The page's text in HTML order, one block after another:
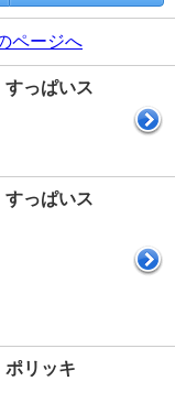
ページへ
っぱいス
っぱいス
リッキ